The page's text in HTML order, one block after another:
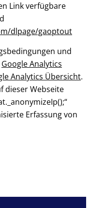
Link verfügbare
dlpage/gaoptout
und
Google Analytics
Analytics Übersicht.
dieser Webseite
Erfassung von